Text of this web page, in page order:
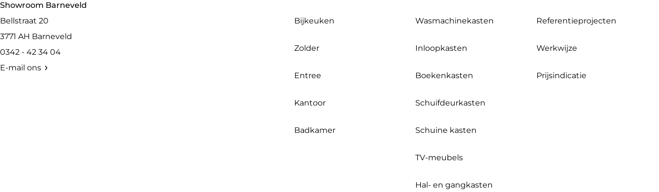
Showroom Barneveld
Bellstraat 20
3771 AH Barneveld
0342 - 42 34 04
E-mail ons
Bijkeuken
Zolder
Entree
Kantoor
Badkamer
Wasmachinekasten
Inloopkasten
Boekenkasten
Schuifdeurkasten
Schuine kasten
TV-meubels
Hal- en gangkasten
Referentieprojecten
Werkwijze
Prijsindicatie